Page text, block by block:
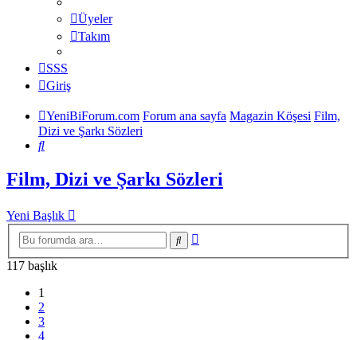
Üyeler
Takım
SSS
Giriş
YeniBiForum.com Forum ana sayfa Magazin Köşesi Film,
Dizi ve Şarkı Sözleri
Ara
Film, Dizi ve Şarkı Sözleri
Yeni Başlık
Ara
117 başlık
1
2
3
4